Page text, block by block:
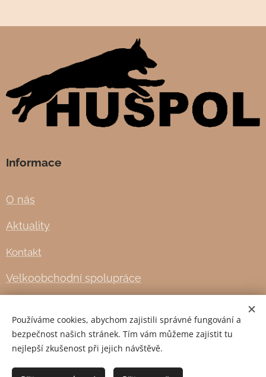
Informace
O nás
Aktuality
Kontakt
Velkoobchodní spolupráce
Doprava a platba
Používáme cookies, abychom zajistili správné fungování a
bezpečnost našich stránek. Tím vám můžeme zajistit tu
nejlepší zkušenost při jejich návštěvě.